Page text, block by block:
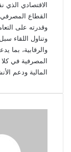
الاقتصادي الذي
القطاع
وقدرته على
وتناول اللقاء
والرقابية، بما
المصرفية في
المالية ودعم